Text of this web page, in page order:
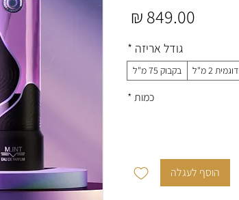
מחיר
גודל אריזה *
דוגמית 2 מ"ל בקבוק 75 מ"ל
כמות*
הוסף לעגלה